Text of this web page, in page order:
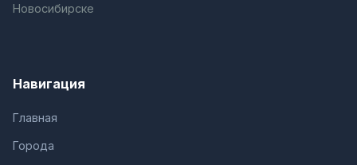
Новосибирске
Навигация
Главная
Города